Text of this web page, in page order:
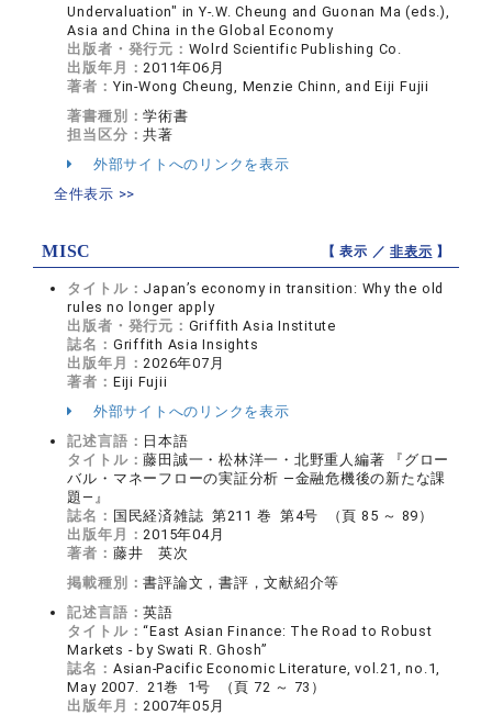
Undervaluation" in Y-.W. Cheung and Guonan Ma (eds.),
Asia and China in the Global Economy
出版者・発行元： Wolrd Scientific Publishing Co.
出版年月：2011年06月
著者： Yin-Wong Cheung, Menzie Chinn, and Eiji Fujii
著書種別：学術書
担当区分：共著
外部サイトへのリンクを表示
全件表示 >>
MISC 【 表示 ／非表示 】
タイトル： Japan’s economy in transition: Why the old
rules no longer apply
出版者・発行元： Griffith Asia Institute
誌名： Griffith Asia Insights
出版年月：2026年07月
著者： Eiji Fujii
外部サイトへのリンクを表示
記述言語： 日本語
タイトル：藤田誠一・松林洋一・北野重人編著 『グロー
バル・マネーフローの実証分析 ―金融危機後の新たな課
題―』
誌名： 国民経済雑誌 第211 巻 第4号 （頁 85 ～ 89）
出版年月：2015年04月
著者： 藤井 英次
掲載種別：書評論文，書評，文献紹介等
記述言語：英語
タイトル：“East Asian Finance: The Road to Robust
Markets - by Swati R. Ghosh”
誌名： Asian-Pacific Economic Literature, vol.21, no.1,
May 2007. 21巻 1号 （頁 72 ～ 73）
出版年月：2007年05月